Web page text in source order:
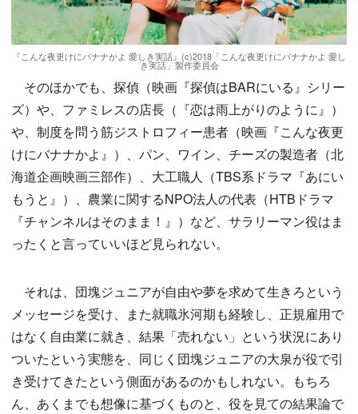
『こんな夜更けにバナナかよ 愛しき実話』(c)2018「こんな夜更けにバナナかよ 愛し
き実話」製作委員会
そのほかでも、探偵（映画『探偵はBARにいる』シリー
ズ）や、ファミレスの店長（『恋は雨上がりのように』）
や、制度を問う筋ジストロフィー患者（映画『こんな夜更
けにバナナかよ』）、パン、ワイン、チーズの製造者（北
海道企画映画三部作）、大工職人（TBS系ドラマ『あにい
もうと』）、農業に関するNPO法人の代表（HTBドラマ
『チャンネルはそのまま！』）など、サラリーマン役はま
ったくと言っていいほど見られない。
それは、団塊ジュニアが自由や夢を求めて生きろという
メッセージを受け、また就職氷河期も経験し、正規雇用で
はなく自由業に就き、結果「売れない」という状況にあり
ついたという実態を、同じく団塊ジュニアの大泉が役で引
き受けてきたという側面があるのかもしれない。もちろ
ん、あくまでも想像に基づくものと、役を見ての結果論で